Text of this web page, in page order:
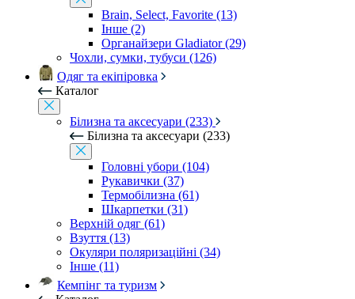
Brain, Select, Favorite (13)
Інше (2)
Органайзери Gladiator (29)
Чохли, сумки, тубуси (126)
Одяг та екіпіровка
Каталог
Білизна та аксесуари (233)
Білизна та аксесуари (233)
Головні убори (104)
Рукавички (37)
Термобілизна (61)
Шкарпетки (31)
Верхній одяг (61)
Взуття (13)
Окуляри поляризаційні (34)
Інше (11)
Кемпінг та туризм